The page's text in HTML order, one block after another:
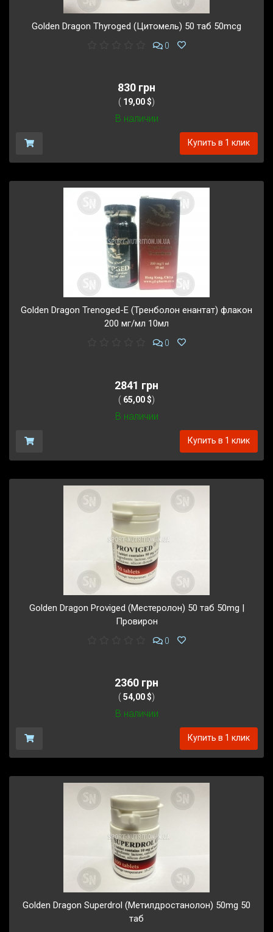
Golden Dragon Thyroged (Цитомель) 50 таб 50mcg
0
830 грн
( 19,00 $)
В наличии
Купить в 1 клик
Golden Dragon Trenoged-E (Тренболон енантат) флакон
200 мг/мл 10мл
0
2841 грн
( 65,00 $)
В наличии
Купить в 1 клик
Golden Dragon Proviged (Местеролон) 50 таб 50mg |
Провирон
0
2360 грн
( 54,00 $)
В наличии
Купить в 1 клик
Golden Dragon Superdrol (Метилдростанолон) 50mg 50
таб